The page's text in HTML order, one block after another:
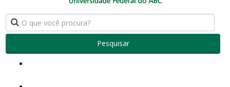
Pesquisar